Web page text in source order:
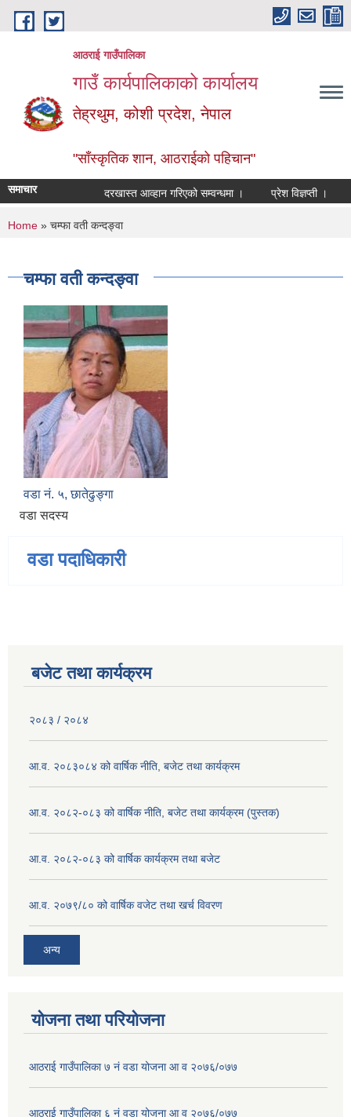
Skip to main content
आठराई गाउँपालिका
गाउँ कार्यपालिकाको कार्यालय
तेह्रथुम, कोशी प्रदेश, नेपाल
"साँस्कृतिक शान, आठराईको पहिचान"
समाचार दरखास्त आव्हान गरिएको सम्वन्धमा । प्रेश विज्ञप्ती ।
You are here
Home » चम्फा वती कन्दङ्वा
चम्फा वती कन्दङ्वा
वडा नं. ५, छातेढुङ्गा
वडा सदस्य
वडा पदाधिकारी
बजेट तथा कार्यक्रम
२०८३ / २०८४
आ.व. २०८३०८४ को वार्षिक नीति, बजेट तथा कार्यक्रम
आ.व. २०८२-०८३ को वार्षिक नीति, बजेट तथा कार्यक्रम (पुस्तक)
आ.व. २०८२-०८३ को वार्षिक कार्यक्रम तथा बजेट
आ.व. २०७९/८० को वार्षिक वजेट तथा खर्च विवरण
अन्य
योजना तथा परियोजना
आठराई गाउँपालिका ७ नं वडा योजना आ व २०७६/०७७
आठराई गाउँपालिका ६ नं वडा योजना आ व २०७६/०७७